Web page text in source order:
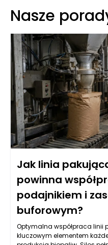
Nasze
Jak linia
powinna
podajnikiem i
buforowym?
Optymalna współpraca linii
kluczowym elementem